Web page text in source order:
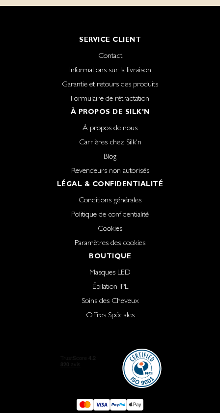
SERVICE CLIENT
Contact
Informations sur la livraison
Garantie et retours des produits
Formulaire de rétractation
À PROPOS DE SILK'N
À propos de nous
Carrières chez Silk'n
Blog
Revendeurs non autorisés
LÉGAL & CONFIDENTIALITÉ
Conditions générales
Politique de confidentialité
Cookies
Paramètres des cookies
BOUTIQUE
Masques LED
Épilation IPL
Soins des Cheveux
Offres Spéciales